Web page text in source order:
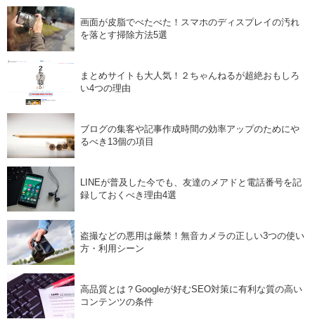
画面が皮脂でべたべた！スマホのディスプレイの汚れ
を落とす掃除方法5選
まとめサイトも大人気！２ちゃんねるが超絶おもしろ
い4つの理由
ブログの集客や記事作成時間の効率アップのためにや
るべき13個の項目
LINEが普及した今でも、友達のメアドと電話番号を記
録しておくべき理由4選
盗撮などの悪用は厳禁！無音カメラの正しい3つの使い
方・利用シーン
高品質とは？Googleが好むSEO対策に有利な質の高い
コンテンツの条件